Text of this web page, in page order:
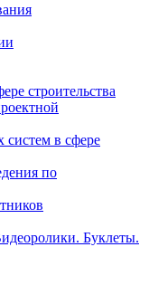
строительства
в сфере
по
Буклеты.